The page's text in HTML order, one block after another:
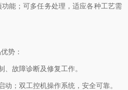
能；可多任务处理，适应各种工艺需
势：
故障诊断及修复工作。
；双工控机操作系统，安全可靠。